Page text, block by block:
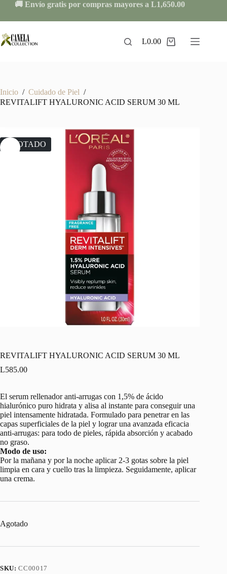
content
🚚 Envío gratis por compras mayores a L1,650.00
Shopping
L0.00
Inicio / Cuidado de Piel /
REVITALIFT HYALURONIC ACID SERUM 30 ML
AGOTADO
REVITALIFT HYALURONIC ACID SERUM 30 ML
L585.00
El serum rellenador anti-arrugas con 1,5% de ácido
hialurónico puro hidrata y alisa al instante para conseguir una
piel intensamente hidratada. Formulado para penetrar en las
capas superficiales de la piel y lograr una avanzada eficacia
anti-arrugas: para todo de pieles, rápida absorción y acabado
no graso.
Modo de uso:
Por la mañana y por la noche aplicar 2-3 gotas sobre la piel
limpia en cara y cuello tras la limpieza. Seguidamente, aplicar
una crema.
Agotado
SKU:CC00017